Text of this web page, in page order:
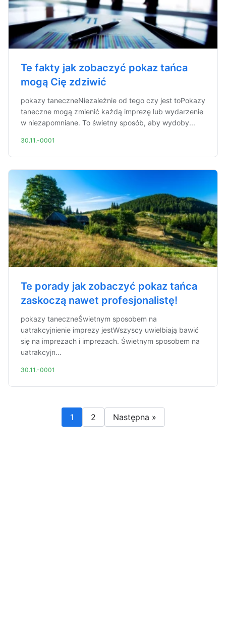
Te fakty jak zobaczyć pokaz tańca
mogą Cię zdziwić
pokazy taneczneNiezależnie od tego czy jest toPokazy
taneczne mogą zmienić każdą imprezę lub wydarzenie
w niezapomniane. To świetny sposób, aby wydoby...
30.11.-0001
Te porady jak zobaczyć pokaz tańca
zaskoczą nawet profesjonalistę!
pokazy taneczneŚwietnym sposobem na
uatrakcyjnienie imprezy jestWszyscy uwielbiają bawić
się na imprezach i imprezach. Świetnym sposobem na
uatrakcyjn...
30.11.-0001
1 2 Następna »